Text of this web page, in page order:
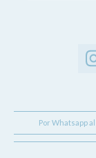
Por Whatsapp